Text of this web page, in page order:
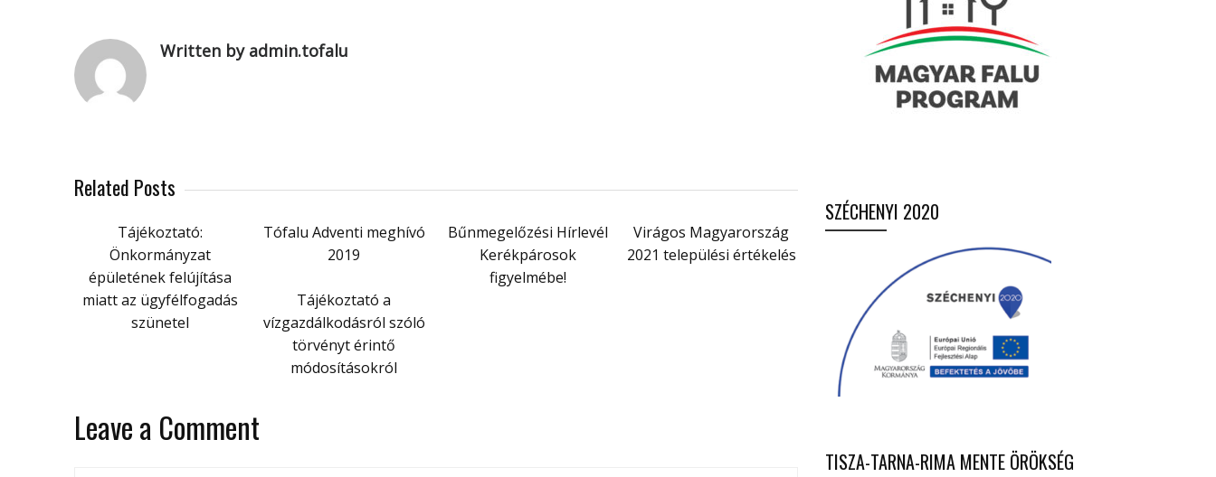
Written by admin.tofalu
Related Posts
Tájékoztató:
Önkormányzat
épületének felújítása
miatt az ügyfélfogadás
szünetel
Tófalu Adventi meghívó
2019
Bűnmegelőzési Hírlevél
Kerékpárosok
figyelmébe!
Virágos Magyarország
2021 települési értékelés
Tájékoztató a
vízgazdálkodásról szóló
törvényt érintő
módosításokról
Leave a Comment
SZÉCHENYI 2020
TISZA-TARNA-RIMA MENTE ÖRÖKSÉG